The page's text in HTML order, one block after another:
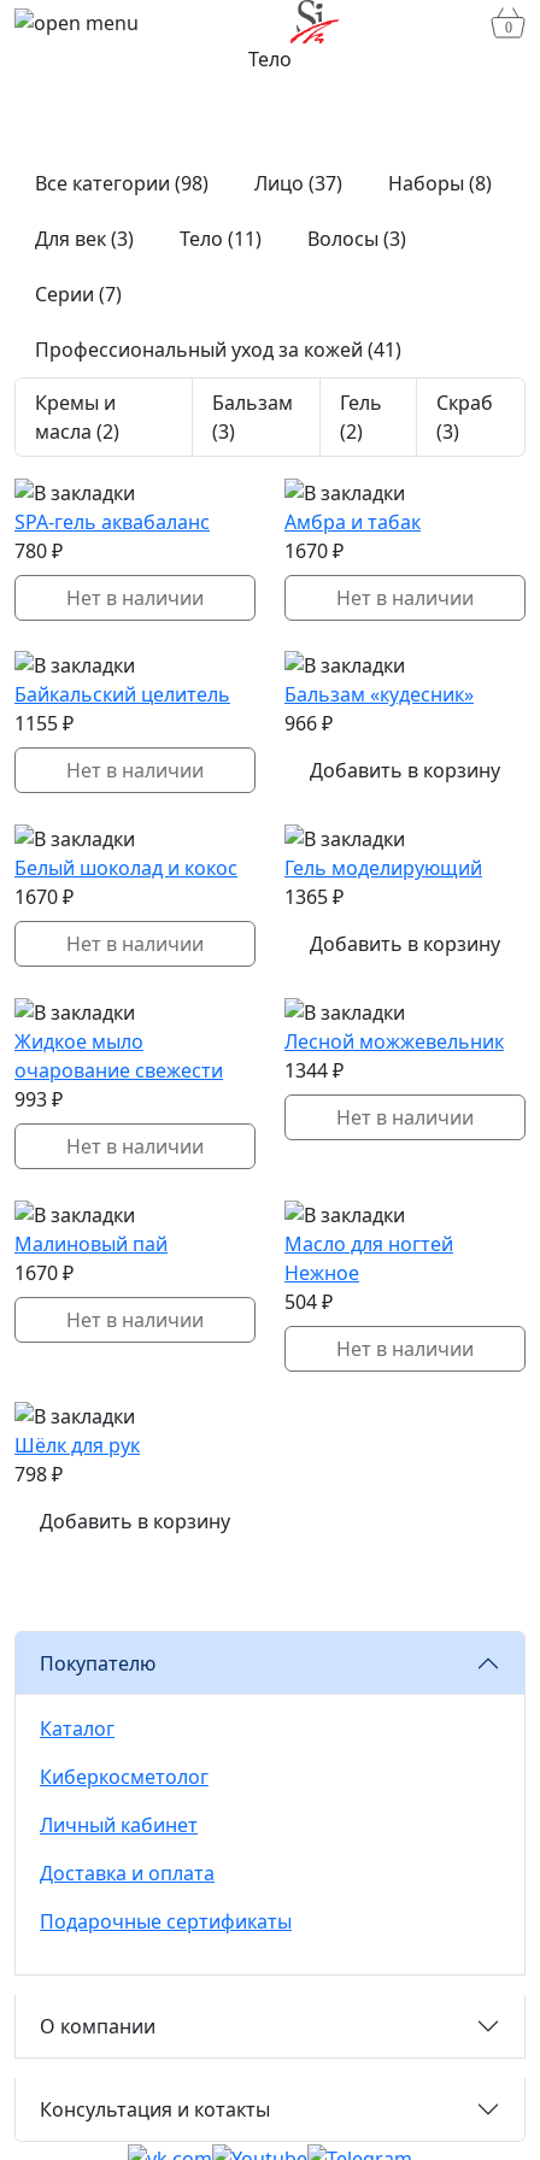
0
Тело
Все категории (98) Лицо (37) Наборы (8)
Для век (3) Тело (11) Волосы (3)
Серии (7)
Профессиональный уход за кожей (41)
Кремы и
масла (2)
Бальзам
(3)
Гель
(2)
Скраб
(3)
SPA-гель аквабаланс
780 ₽
Нет в наличии
Амбра и табак
1670 ₽
Нет в наличии
Байкальский целитель
1155 ₽
Нет в наличии
Бальзам «кудесник»
966 ₽
Добавить в корзину
Белый шоколад и кокос
1670 ₽
Нет в наличии
Гель моделирующий
1365 ₽
Добавить в корзину
Жидкое мыло
очарование свежести
993 ₽
Нет в наличии
Лесной можжевельник
1344 ₽
Нет в наличии
Малиновый пай
1670 ₽
Нет в наличии
Масло для ногтей
Нежное
504 ₽
Нет в наличии
Шёлк для рук
798 ₽
Добавить в корзину
Покупателю
Каталог
Киберкосметолог
Личный кабинет
Доставка и оплата
Подарочные сертификаты
О компании
Консультация и котакты